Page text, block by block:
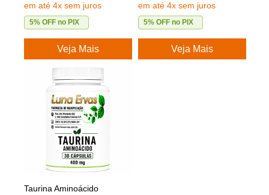
em até 4x sem juros
5% OFF no PIX
Veja Mais
em até 4x sem juros
5% OFF no PIX
Veja Mais
Taurina Aminoácido